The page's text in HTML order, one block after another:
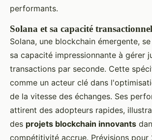
performants.
Solana et sa capacité
Solana, une blockchain émergente,
sa capacité impressionnante à gérer
transactions par seconde. Cette
comme un acteur clé dans
de la vitesse des échanges. Ses
attirent des adopteurs rapides,
des projets blockchain innovants
compétitivité accrue. Prévisions pour